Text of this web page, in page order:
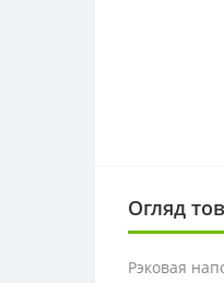
Огляд
Рэковая